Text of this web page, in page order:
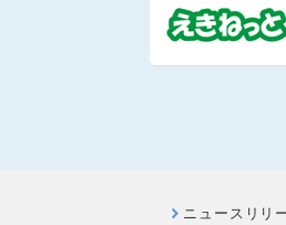
ニュースリリ